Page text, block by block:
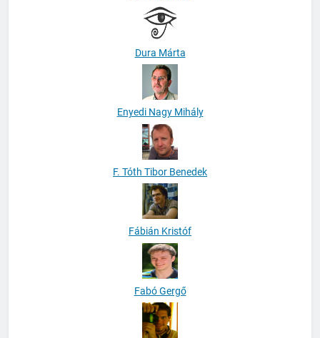
Dura Márta
Enyedi Nagy Mihály
F. Tóth Tibor Benedek
Fábián Kristóf
Fabó Gergő